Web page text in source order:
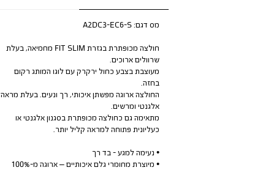
מס דגם:A2DC3-EC6-S
חולצה מכופתרת בגזרת FIT SLIM מחמיאה, בעלת
שרוולים ארוכים.
מעוצבת בצבע כחול ירקרק עם לוגו המותג רקום
בחזה.
החולצה ארוגה מפשתן איכותי, רך ונעים. בעלת מראה
אלגנטי ומרשים.
מתאימה גם כחולצה מכופתרת בסגנון אלגנטי או
כעליונית פתוחה למראה קליל יותר.
• נעימה למגע - בד רך
• מיוצרת מחומרי גלם איכותיים – ארוגה מ-100%